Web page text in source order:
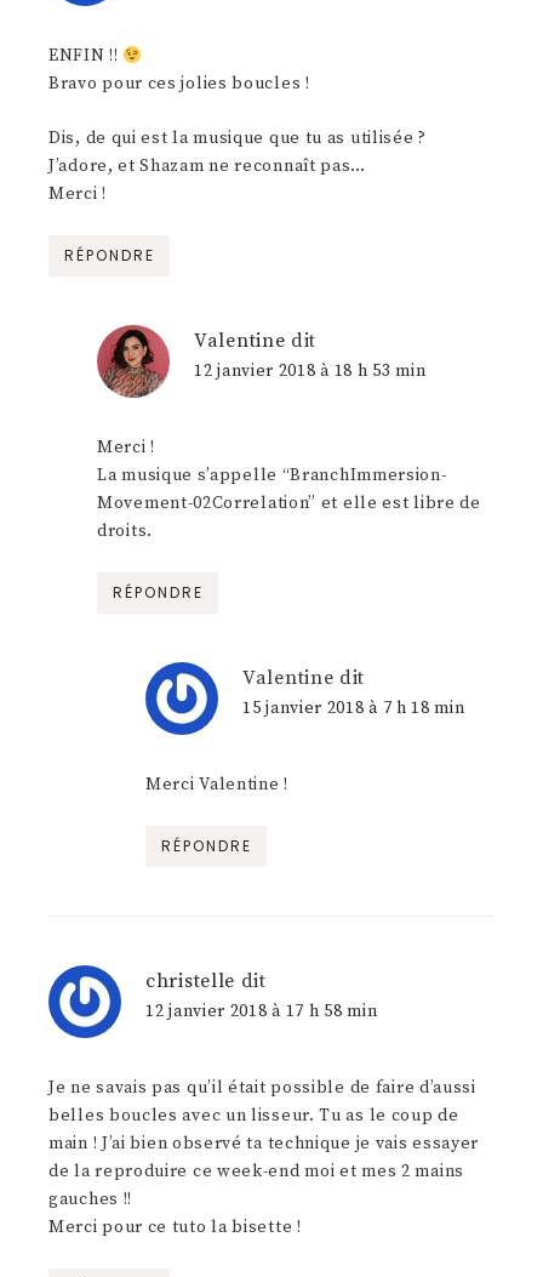
ENFIN !!
Bravo pour ces jolies boucles !
Dis, de qui est la musique que tu as utilisée ?
J’adore, et Shazam ne reconnaît pas…
Merci !
RÉPONDRE
Valentine dit
12 janvier 2018 à 18 h 53 min
Merci !
La musique s’appelle “BranchImmersion-
Movement-02Correlation” et elle est libre de
droits.
RÉPONDRE
Valentine dit
15 janvier 2018 à 7 h 18 min
Merci Valentine !
RÉPONDRE
christelle dit
12 janvier 2018 à 17 h 58 min
Je ne savais pas qu’il était possible de faire d’aussi
belles boucles avec un lisseur. Tu as le coup de
main ! J’ai bien observé ta technique je vais essayer
de la reproduire ce week-end moi et mes 2 mains
gauches !!
Merci pour ce tuto la bisette !